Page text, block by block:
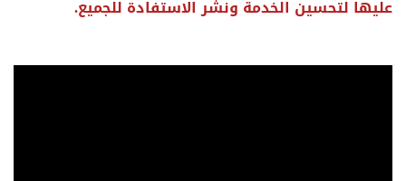
عليها لتحسين الخدمة ونشر الاستفادة للجميع.